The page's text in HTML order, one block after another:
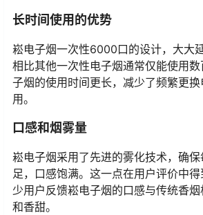
长时间使用的优势
崧电子烟一次性6000口的设计，大大
相比其他一次性电子烟通常仅能使用
子烟的使用时间更长，减少了频繁更
用。
口感和烟雾量
崧电子烟采用了先进的雾化技术，确
足，口感饱满。这一点在用户评价中
少用户反馈崧电子烟的口感与传统香
和香甜。